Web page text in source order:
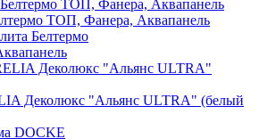
ТОП, Фанера, Аквапанель
Белтермо
Деколюкс "Альянс ULTRA" (белый